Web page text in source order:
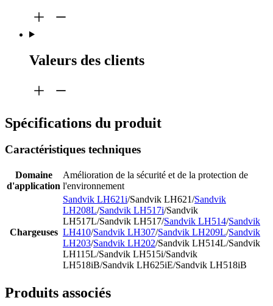
Valeurs des clients
Spécifications du produit
Caractéristiques techniques
Domaine
d'application
Amélioration de la sécurité et de la protection de
l'environnement
Chargeuses
Sandvik LH621i/Sandvik LH621/Sandvik
LH208L/Sandvik LH517i/Sandvik
LH517L/Sandvik LH517/Sandvik LH514/Sandvik
LH410/Sandvik LH307/Sandvik LH209L/Sandvik
LH203/Sandvik LH202/Sandvik LH514L/Sandvik
LH115L/Sandvik LH515i/Sandvik
LH518iB/Sandvik LH625iE/Sandvik LH518iB
Produits associés